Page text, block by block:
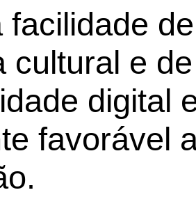
facilidade
cultural e
digital
favorável